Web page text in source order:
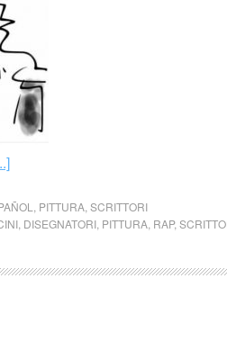
PITTURA SCRITTORI
DISEGNATORI PITTURA RAP,